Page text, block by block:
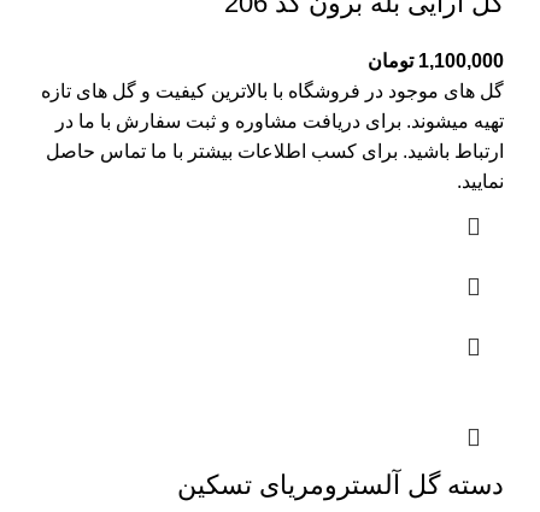
1,100,000 تومان
گل های موجود در فروشگاه با بالاترین کیفیت و گل های تازه
تهیه میشوند. برای دریافت مشاوره و ثبت سفارش با ما در
ارتباط باشید. برای کسب اطلاعات بیشتر با ما تماس حاصل
نمایید.
دسته گل آلسترومریای تسکین